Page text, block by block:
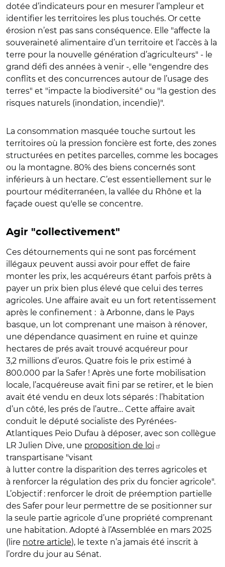
dotée d’indicateurs pour en mesurer l’ampleur et
identifier les territoires les plus touchés. Or cette
érosion n’est pas sans conséquence. Elle "affecte la
souveraineté alimentaire d’un territoire et l’accès à la
terre pour la nouvelle génération d’agriculteurs" - le
grand défi des années à venir -, elle "engendre des
conflits et des concurrences autour de l’usage des
terres" et "impacte la biodiversité" ou "la gestion des
risques naturels (inondation, incendie)".
La consommation masquée touche surtout les
territoires où la pression foncière est forte, des zones
structurées en petites parcelles, comme les bocages
ou la montagne. 80% des biens concernés sont
inférieurs à un hectare. C’est essentiellement sur le
pourtour méditerranéen, la vallée du Rhône et la
façade ouest qu'elle se concentre.
Agir "collectivement"
Ces détournements qui ne sont pas forcément
illégaux peuvent aussi avoir pour effet de faire
monter les prix, les acquéreurs étant parfois prêts à
payer un prix bien plus élevé que celui des terres
agricoles. Une affaire avait eu un fort retentissement
après le confinement : à Arbonne, dans le Pays
basque, un lot comprenant une maison à rénover,
une dépendance quasiment en ruine et quinze
hectares de prés avait trouvé acquéreur pour
3,2 millions d’euros. Quatre fois le prix estimé à
800.000 par la Safer ! Après une forte mobilisation
locale, l’acquéreuse avait fini par se retirer, et le bien
avait été vendu en deux lots séparés : l’habitation
d’un côté, les prés de l’autre… Cette affaire avait
conduit le député socialiste des Pyrénées-
Atlantiques Peio Dufau à déposer, avec son collègue
LR Julien Dive, une proposition de loi
transpartisane "visant
à lutter contre la disparition des terres agricoles et
à renforcer la régulation des prix du foncier agricole".
L’objectif : renforcer le droit de préemption partielle
des Safer pour leur permettre de se positionner sur
la seule partie agricole d’une propriété comprenant
une habitation. Adopté à l’Assemblée en mars 2025
(lire notre article), le texte n’a jamais été inscrit à
l’ordre du jour au Sénat.